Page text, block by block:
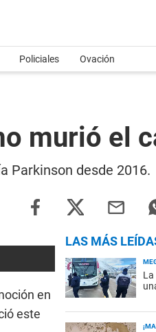
Policiales Ovación
murió el
Parkinson desde 2016.
en
este
LAS MÁS
La